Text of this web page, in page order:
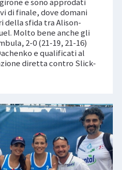
di finale, dove domani
della sfida tra Alison-
Molto bene anche gli
2-0 (21-19, 21-16)
e qualificati al
diretta contro Slick-